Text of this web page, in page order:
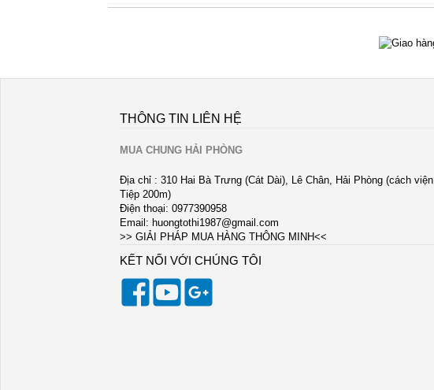
THÔNG TIN LIÊN HỆ
MUA CHUNG HẢI PHÒNG
Địa chỉ : 310 Hai Bà Trưng (Cát Dài), Lê Chân, Hải Phòng (cách viện
Tiệp 200m)
Điện thoại: 0977390958
Email: huongtothi1987@gmail.com
>> GIẢI PHÁP MUA HÀNG THÔNG MINH<<
KẾT NỐI VỚI CHÚNG TÔI